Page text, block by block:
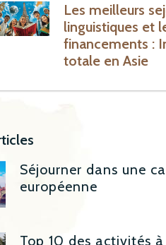
Les meilleurs
linguistiques et
financements :
totale en Asie
Séjourner dans une
européenne
Top 10 des activités